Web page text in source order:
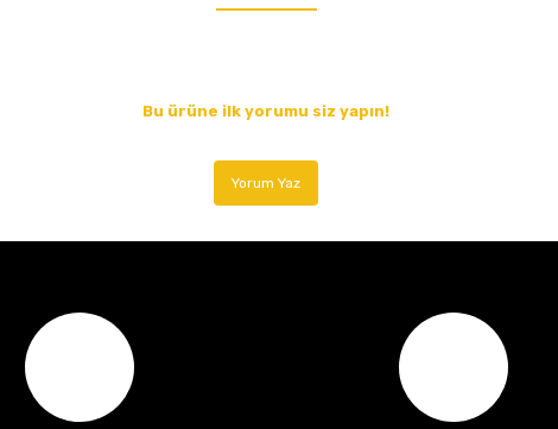
Bu ürüne ilk yorumu siz yapın!
Yorum Yaz